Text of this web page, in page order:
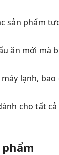
sản phẩm
ăn mới mà
lạnh,
cho tất cả